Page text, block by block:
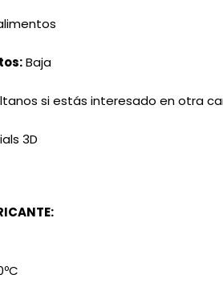
Baja
si estás interesado en otra
3D